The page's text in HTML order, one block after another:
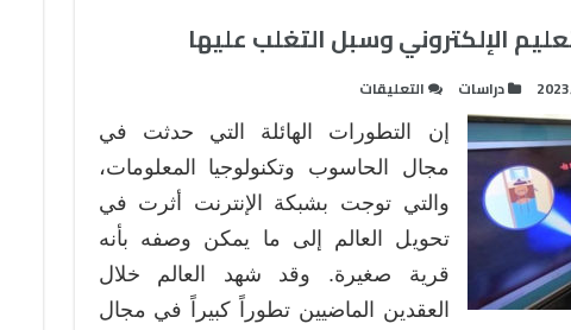
الإلكتروني وسبل التغلب عليها
دراسات التعليقات
التي
يواجهها
التعليم
الإلكتروني
وسبل
التغلب
عليها
إن التطورات الهائلة التي حدثت في
مجال الحاسوب وتكنولوجيا المعلومات،
والتي توجت بشبكة الإنترنت أثرت في
تحويل العالم إلى ما يمكن وصفه بأنه
قرية صغيرة. وقد شهد العالم خلال
العقدين الماضيين تطوراً كبيراً في مجال